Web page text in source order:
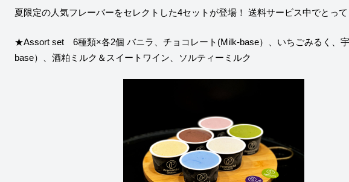
ジェラートの機能性や素材について 譲れないこと、私
ヴィーガン・ジェラート・マエストロ® 中川
やジェラテリアスタッフによる話々
夏限定の人気フレーバーをセレクトした4セットが登場！ 送料サービス中でとっ
★Assort set 6種類×各2個 バニラ、チョコレート(Milk-base）、いちごみるく、
base）、酒粕ミルク＆スイートワイン、ソルティーミルク